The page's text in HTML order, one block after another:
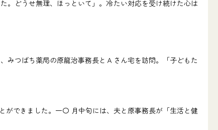
。どうせ無理、ほっといて」。冷たい対応を受け続けた心は
つばち薬局の原龍治事務長とＡさん宅を訪問。「子どもた
できました。一〇 月中旬には、夫と原事務長が「生活と健